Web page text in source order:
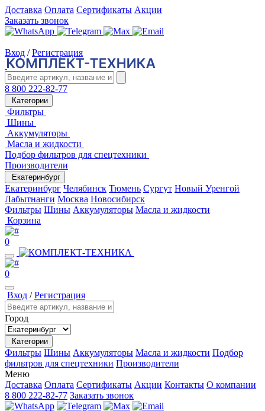
Доставка Оплата Сертификаты Акции
Заказать звонок
Вход / Регистрация
8 800 222-82-77
Категории
Фильтры
Шины
Аккумуляторы
Масла и жидкости
Подбор фильтров для спецтехники
Производители
Екатеринбург
Екатеринбург Челябинск Тюмень Сургут Новый Уренгой
Лабытнанги Москва Новосибирск
Фильтры Шины Аккумуляторы Масла и жидкости
Корзина
0
0
Вход /Регистрация
Город
Категории
Фильтры Шины Аккумуляторы Масла и жидкости Подбор
фильтров для спецтехники Производители
Меню
Доставка Оплата Сертификаты Акции Контакты О компании
8 800 222-82-77 Заказать звонок